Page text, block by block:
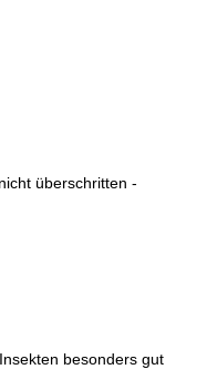
überschritten -
besonders gut